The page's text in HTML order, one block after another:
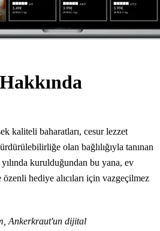
kaliteli baharatları, cesur lezzet
olan bağlılığıyla tanınan
kurulduğundan bu yana, ev
özenli hediye alıcıları için vazgeçilmez
Ankerkraut'un dijital